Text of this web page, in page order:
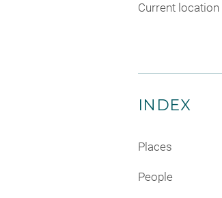
Current location
INDEX
Places
People